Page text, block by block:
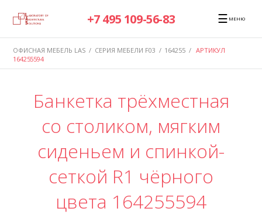
+7 495 109-56-83 ☰ МЕНЮ
ОФИСНАЯ МЕБЕЛЬ LAS / СЕРИЯ МЕБЕЛИ F03 / 164255 / АРТИКУЛ
164255594
Банкетка трёхместная
со столиком, мягким
сиденьем и спинкой-
сеткой R1 чёрного
цвета 164255594